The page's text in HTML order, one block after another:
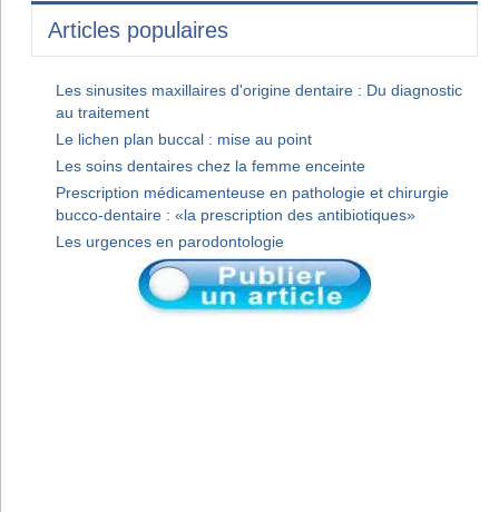
Articles populaires
Les sinusites maxillaires d'origine dentaire : Du diagnostic
au traitement
Le lichen plan buccal : mise au point
Les soins dentaires chez la femme enceinte
Prescription médicamenteuse en pathologie et chirurgie
bucco-dentaire : «la prescription des antibiotiques»
Les urgences en parodontologie